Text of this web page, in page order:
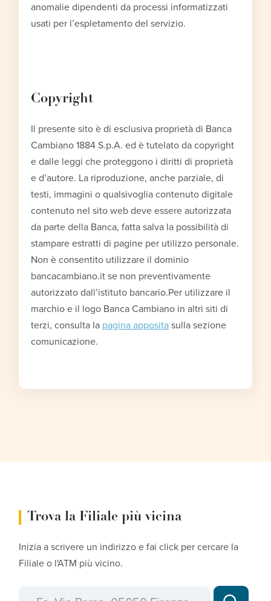
anomalie dipendenti da processi informatizzati
usati per l’espletamento del servizio.
Copyright
Il presente sito è di esclusiva proprietà di Banca
Cambiano 1884 S.p.A. ed è tutelato da copyright
e dalle leggi che proteggono i diritti di proprietà
e d’autore. La riproduzione, anche parziale, di
testi, immagini o qualsivoglia contenuto digitale
contenuto nel sito web deve essere autorizzata
da parte della Banca, fatta salva la possibilità di
stampare estratti di pagine per utilizzo personale.
Non è consentito utilizzare il dominio
bancacambiano.it se non preventivamente
autorizzato dall’istituto bancario.Per utilizzare il
marchio e il logo Banca Cambiano in altri siti di
terzi, consulta la pagina apposita sulla sezione
comunicazione.
Trova la Filiale più vicina
Inizia a scrivere un indirizzo e fai click per cercare la
Filiale o l'ATM più vicino.